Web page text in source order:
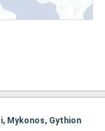
Mykonos, Gythion